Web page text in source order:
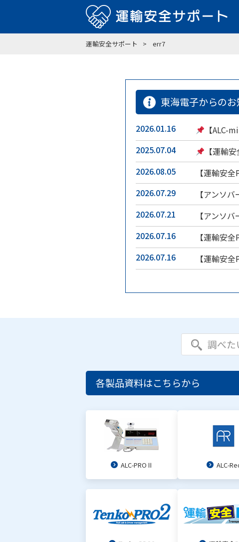
運輸安全サポート err7
東海電子からの
2026.01.16
【ALC-
2025.07.04
【運輸
2026.08.05
【運輸安
2026.07.29
【アンソ
2026.07.21
【アンソ
2026.07.16
【運輸安
2026.07.16
【運輸安
各製品資料はこちらから
ALC-PROⅡ ALC-